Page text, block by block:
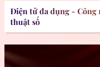
Điện tử đa dụng - Công
thuật số